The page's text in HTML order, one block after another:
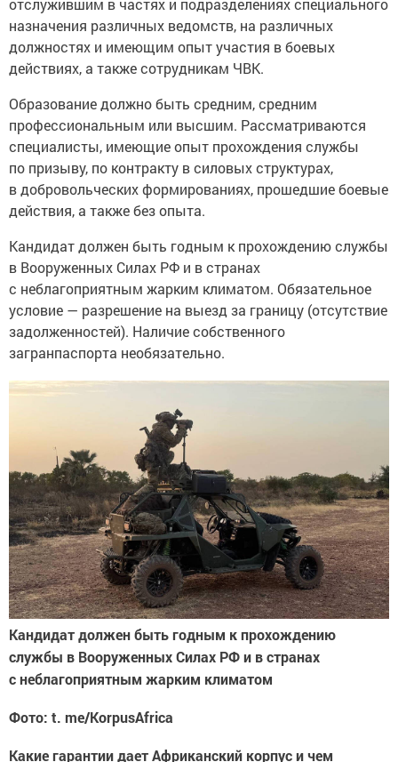
отслужившим в частях и подразделениях специального
назначения различных ведомств, на различных
должностях и имеющим опыт участия в боевых
действиях, а также сотрудникам ЧВК.
Образование должно быть средним, средним
профессиональным или высшим. Рассматриваются
специалисты, имеющие опыт прохождения службы
по призыву, по контракту в силовых структурах,
в добровольческих формированиях, прошедшие боевые
действия, а также без опыта.
Кандидат должен быть годным к прохождению службы
в Вооруженных Силах РФ и в странах
с неблагоприятным жарким климатом. Обязательное
условие — разрешение на выезд за границу (отсутствие
задолженностей). Наличие собственного
загранпаспорта необязательно.
Кандидат должен быть годным к прохождению
службы в Вооруженных Силах РФ и в странах
с неблагоприятным жарким климатом
Фото: t. me/KorpusAfrica
Какие гарантии дает Африканский корпус и чем